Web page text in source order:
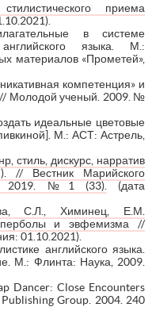
приема
в системе
языка. М.:
материалов «Прометей»,
компетенция» и
// Молодой ученый. 2009. №
идеальные цветовые
М.: АСТ: Астрель,
стиль, дискурс, нарратив
// Вестник Марийского
2019. №1 (33).
(дата
С.Л., Химинец, Е.М.
и эвфемизма //
01.10.2021).
английского языка.
М.: Флинта: Наука, 2009.
Dancer: Close Encounters
Group. 2004. 240